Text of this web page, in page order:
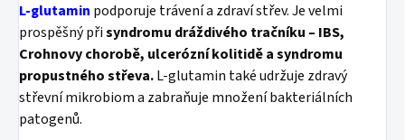
L-glutamin podporuje trávení a zdraví střev. Je velmi
prospěšný přisyndromu dráždivého tračníku – IBS,
Crohnovy chorobě, ulcerózní kolitidě a syndromu
propustného střeva.L-glutamin také udržuje zdravý
střevní mikrobiom a zabraňuje množení bakteriálních
patogenů.